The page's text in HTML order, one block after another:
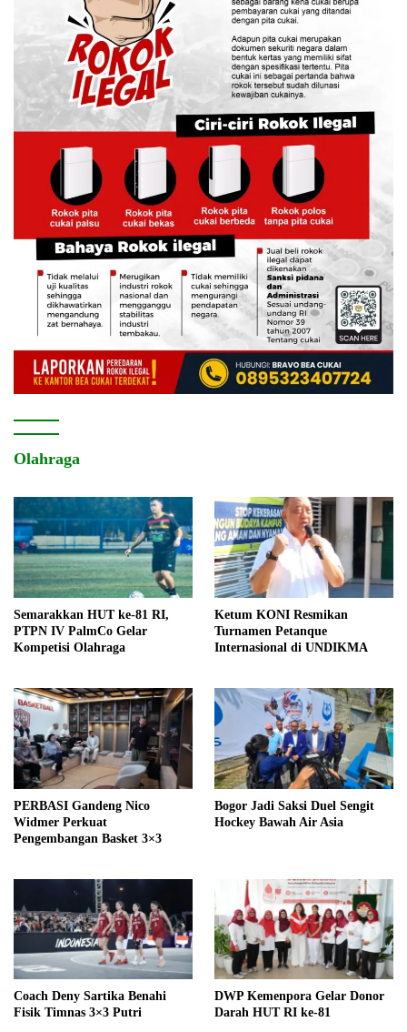
Olahraga
Semarakkan HUT ke-81 RI,
PTPN IV PalmCo Gelar
Kompetisi Olahraga
Ketum KONI Resmikan
Turnamen Petanque
Internasional di UNDIKMA
PERBASI Gandeng Nico
Widmer Perkuat
Pengembangan Basket 3×3
Bogor Jadi Saksi Duel Sengit
Hockey Bawah Air Asia
Coach Deny Sartika Benahi
Fisik Timnas 3×3 Putri
DWP Kemenpora Gelar Donor
Darah HUT RI ke-81